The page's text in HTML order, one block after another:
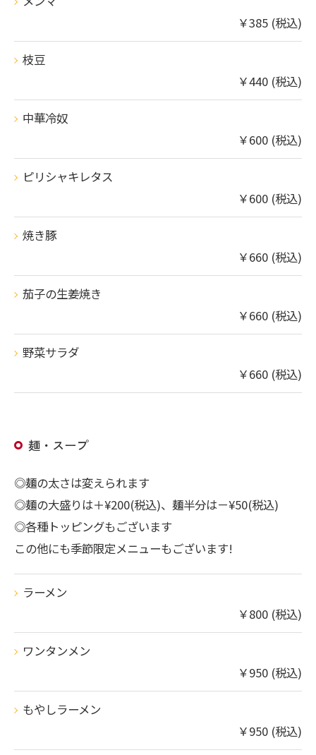
￥385 (税込)
枝豆
￥440 (税込)
中華冷奴
￥600 (税込)
ピリシャキレタス
￥600 (税込)
焼き豚
￥660 (税込)
茄子の生姜焼き
￥660 (税込)
野菜サラダ
￥660 (税込)
麺・スープ
◎麺の太さは変えられます
◎麺の大盛りは＋¥200(税込)、麺半分は－¥50(税込)
◎各種トッピングもございます
この他にも季節限定メニューもございます!
ラーメン
￥800 (税込)
ワンタンメン
￥950 (税込)
もやしラーメン
￥950 (税込)